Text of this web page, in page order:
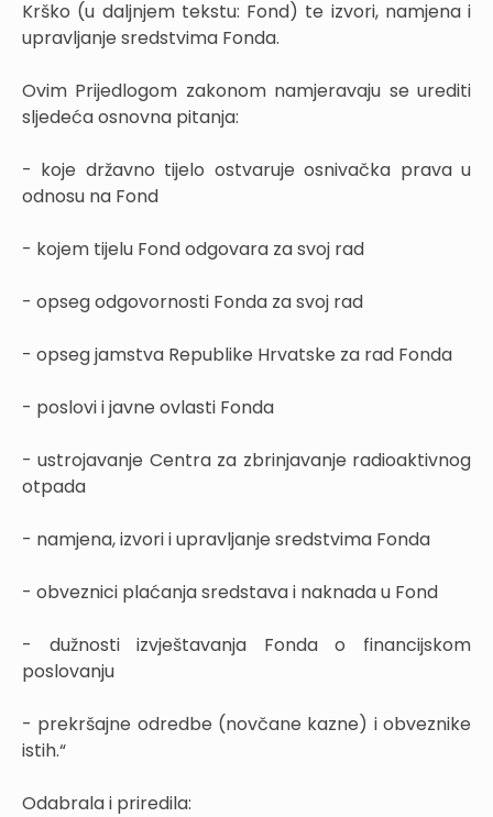
Krško (u daljnjem tekstu: Fond) te izvori, namjena i
upravljanje sredstvima Fonda.
Ovim Prijedlogom zakonom namjeravaju se urediti
sljedeća osnovna pitanja:
- koje državno tijelo ostvaruje osnivačka prava u
odnosu na Fond
- kojem tijelu Fond odgovara za svoj rad
- opseg odgovornosti Fonda za svoj rad
- opseg jamstva Republike Hrvatske za rad Fonda
- poslovi i javne ovlasti Fonda
- ustrojavanje Centra za zbrinjavanje radioaktivnog
otpada
- namjena, izvori i upravljanje sredstvima Fonda
- obveznici plaćanja sredstava i naknada u Fond
- dužnosti izvještavanja Fonda o financijskom
poslovanju
- prekršajne odredbe (novčane kazne) i obveznike
istih.“
Odabrala i priredila: